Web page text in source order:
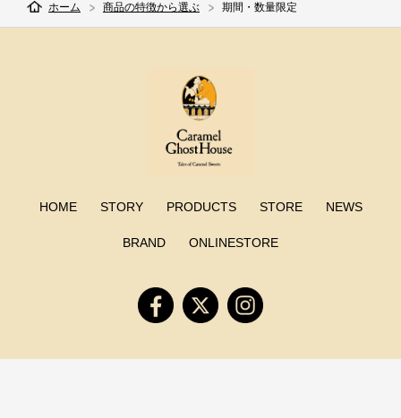
ホーム 商品の特徴から選ぶ 期間・数量限定
HOME STORY PRODUCTS STORE NEWS
BRAND ONLINESTORE